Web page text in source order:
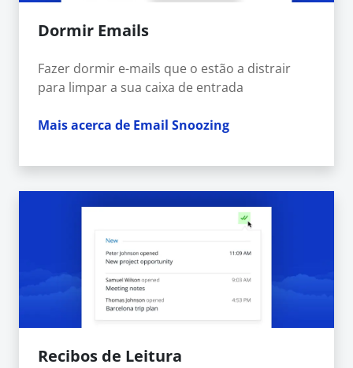
Dormir Emails
Fazer dormir e-mails que o estão a distrair
para limpar a sua caixa de entrada
Mais acerca de Email Snoozing
Recibos de Leitura